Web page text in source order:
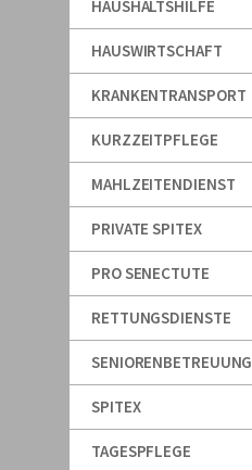
HAUSHALTSHILFE
HAUSWIRTSCHAFT
KRANKENTRANSPORT
KURZZEITPFLEGE
MAHLZEITENDIENST
PRIVATE SPITEX
PRO SENECTUTE
RETTUNGSDIENSTE
SENIORENBETREUUNG
SPITEX
TAGESPFLEGE